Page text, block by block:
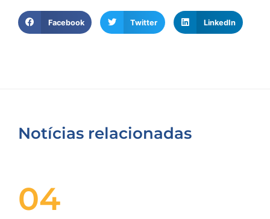
Facebook Twitter LinkedIn
Notícias relacionadas
04